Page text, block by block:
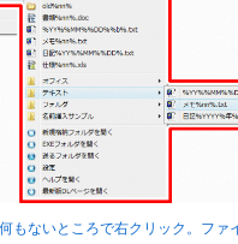
もないところで右クリック。ファ